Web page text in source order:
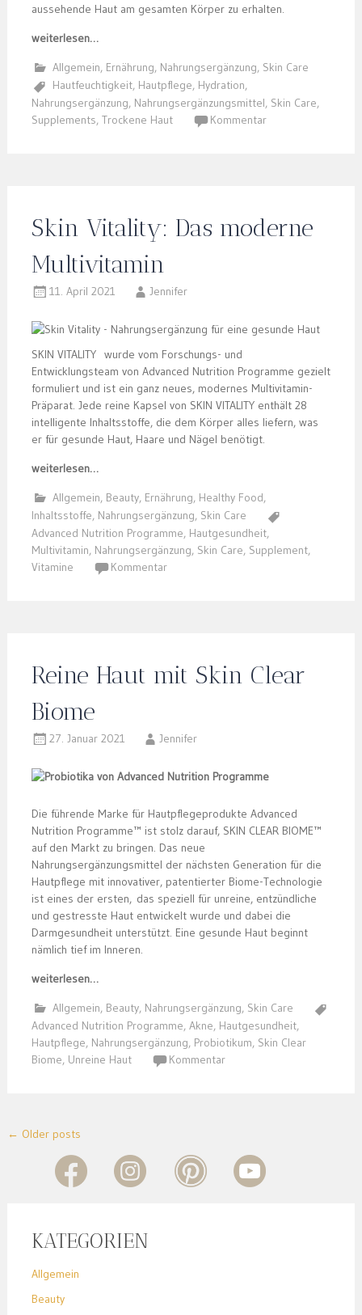
aussehende Haut am gesamten Körper zu erhalten.
weiterlesen…
Allgemein, Ernährung, Nahrungsergänzung, Skin Care
Hautfeuchtigkeit, Hautpflege, Hydration,
Nahrungsergänzung, Nahrungsergänzungsmittel, Skin Care,
Supplements, Trockene Haut Kommentar
Skin Vitality: Das moderne
Multivitamin
11. April 2021 Jennifer
SKIN VITALITY wurde vom Forschungs- und
Entwicklungsteam von Advanced Nutrition Programme gezielt
formuliert und ist ein ganz neues, modernes Multivitamin-
Präparat. Jede reine Kapsel von SKIN VITALITY enthält 28
intelligente Inhaltsstoffe, die dem Körper alles liefern, was
er für gesunde Haut, Haare und Nägel benötigt.
weiterlesen…
Allgemein, Beauty, Ernährung, Healthy Food,
Inhaltsstoffe, Nahrungsergänzung, Skin Care
Advanced Nutrition Programme, Hautgesundheit,
Multivitamin, Nahrungsergänzung, Skin Care, Supplement,
Vitamine
Kommentar
Reine Haut mit Skin Clear
Biome
27. Januar 2021 Jennifer
Die führende Marke für Hautpflegeprodukte Advanced
Nutrition Programme™ ist stolz darauf, SKIN CLEAR BIOME™
auf den Markt zu bringen. Das neue
Nahrungsergänzungsmittel der nächsten Generation für die
Hautpflege mit innovativer, patentierter Biome-Technologie
ist eines der ersten, das speziell für unreine, entzündliche
und gestresste Haut entwickelt wurde und dabei die
Darmgesundheit unterstützt. Eine gesunde Haut beginnt
nämlich tief im Inneren.
weiterlesen…
Allgemein, Beauty, Nahrungsergänzung, Skin Care
Advanced Nutrition Programme, Akne, Hautgesundheit,
Hautpflege, Nahrungsergänzung, Probiotikum, Skin Clear
Biome, Unreine Haut Kommentar
Posts
navigation
← Older posts
KATEGORIEN
Allgemein
Beauty